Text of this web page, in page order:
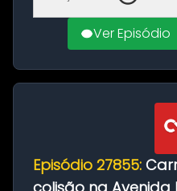
Ver Episódio
Episódio 27855: